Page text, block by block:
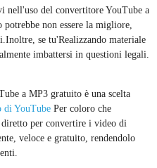
nell'uso del convertitore YouTube a
non essere la migliore,
se tu'Realizzando materiale
imbattersi in questioni legali.
a MP3 gratuito è una scelta
di YouTube Per coloro che
per convertire i video di
veloce e gratuito, rendendolo